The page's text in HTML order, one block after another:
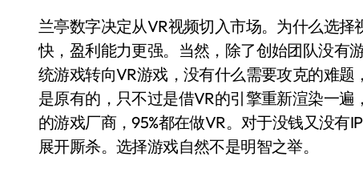
兰亭数字决定从VR视频切入市场。为什么选
快，盈利能力更强。当然，除了创始团队没有
统游戏转向VR游戏，没有什么需要攻克的难
是原有的，只不过是借VR的引擎重新渲染一
的游戏厂商，95%都在做VR。对于没钱又没
展开厮杀。选择游戏自然不是明智之举。